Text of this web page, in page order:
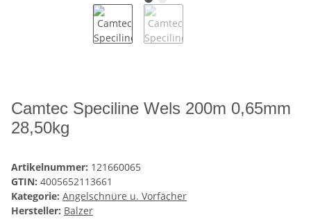
Camtec Speciline Wels 200m 0,65mm
28,50kg
Artikelnummer: 121660065
GTIN: 4005652113661
Kategorie: Angelschnüre u. Vorfächer
Hersteller: Balzer